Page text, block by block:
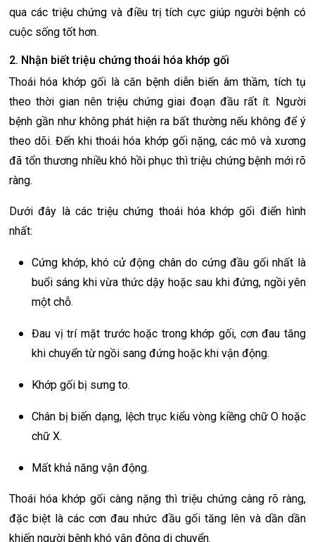
qua các triệu chứng và điều trị tích cực giúp người bệnh có
cuộc sống tốt hơn.
2. Nhận biết triệu chứng thoái hóa khớp gối
Thoái hóa khớp gối là căn bệnh diễn biến âm thầm, tích tụ
theo thời gian nên triệu chứng giai đoạn đầu rất ít. Người
bệnh gần như không phát hiện ra bất thường nếu không để ý
theo dõi. Đến khi thoái hóa khớp gối nặng, các mô và xương
đã tổn thương nhiều khó hồi phục thì triệu chứng bệnh mới rõ
ràng.
Dưới đây là các triệu chứng thoái hóa khớp gối điển hình
nhất:
Cứng khớp, khó cử động chân do cứng đầu gối nhất là
buổi sáng khi vừa thức dậy hoặc sau khi đứng, ngồi yên
một chỗ.
Đau vị trí mặt trước hoặc trong khớp gối, cơn đau tăng
khi chuyển từ ngồi sang đứng hoặc khi vận động.
Khớp gối bị sưng to.
Chân bị biến dạng, lệch trục kiểu vòng kiềng chữ O hoặc
chữ X.
Mất khả năng vận động.
Thoái hóa khớp gối càng nặng thì triệu chứng càng rõ ràng,
đặc biệt là các cơn đau nhức đầu gối tăng lên và dần dần
khiến người bệnh khó vận động di chuyển.